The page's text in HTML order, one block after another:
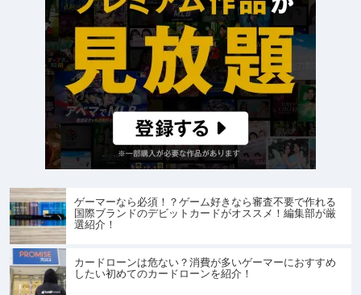
ゲーマーなら必須！？ゲーム好きなら審査不要で作れる
国際ブランドのデビットカードがオススメ！編集部が厳
選紹介！
カードローンは危ない？消費が多いゲーマーにおすすめ
したい初めてのカードローンを紹介！